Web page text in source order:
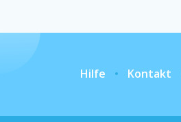
Hilfe Kontakt